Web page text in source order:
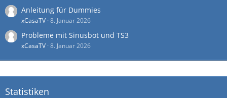
Anleitung für Dummies
xCasaTV 8. Januar 2026
Probleme mit Sinusbot und TS3
xCasaTV 8. Januar 2026
Statistiken